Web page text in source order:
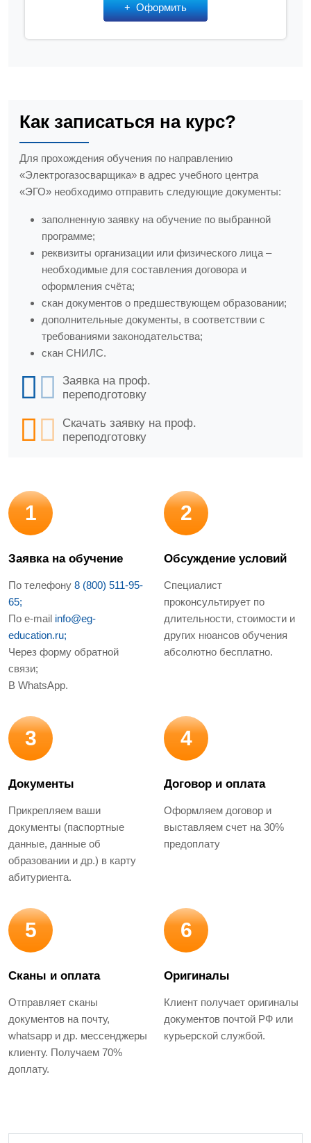
Оформить
Как записаться на курс?
Для прохождения обучения по направлению
«Электрогазосварщика» в адрес учебного центра
«ЭГО» необходимо отправить следующие документы:
заполненную заявку на обучение по выбранной
программе;
реквизиты организации или физического лица –
необходимые для составления договора и
оформления счёта;
скан документов о предшествующем образовании;
дополнительные документы, в соответствии с
требованиями законодательства;
скан СНИЛС.
Заявка на проф.
переподготовку
Скачать заявку на проф.
переподготовку
1
Заявка на обучение
По телефону 8 (800) 511-95-
65;
По e-mail info@eg-
education.ru;
Через форму обратной
связи;
В WhatsApp.
2
Обсуждение условий
Специалист
проконсультирует по
длительности, стоимости и
других нюансов обучения
абсолютно бесплатно.
3
Документы
Прикрепляем ваши
документы (паспортные
данные, данные об
образовании и др.) в карту
абитуриента.
4
Договор и оплата
Оформляем договор и
выставляем счет на 30%
предоплату
5
Сканы и оплата
Отправляет сканы
документов на почту,
whatsapp и др. мессенджеры
клиенту. Получаем 70%
доплату.
6
Оригиналы
Клиент получает оригиналы
документов почтой РФ или
курьерской службой.